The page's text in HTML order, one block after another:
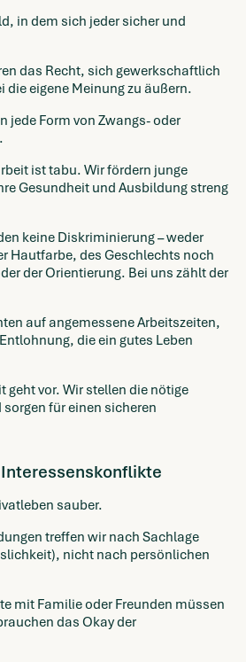
in dem sich jeder sicher und
das Recht, sich gewerkschaftlich
die eigene Meinung zu äußern.
jede Form von Zwangs- oder
ist tabu. Wir fördern junge
Gesundheit und Ausbildung streng
keine Diskriminierung – weder
Hautfarbe, des Geschlechts noch
der Orientierung. Bei uns zählt der
auf angemessene Arbeitszeiten,
die ein gutes Leben
geht vor. Wir stellen die nötige
für einen sicheren
sauber.
treffen wir nach Sachlage
nicht nach persönlichen
mit Familie oder Freunden müssen
das Okay der